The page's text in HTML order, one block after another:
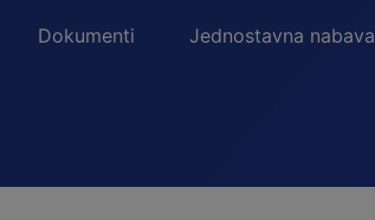
Dokumenti Jednostavna nabava